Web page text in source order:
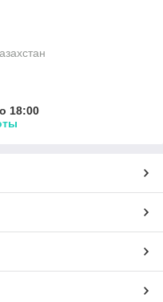
18:00